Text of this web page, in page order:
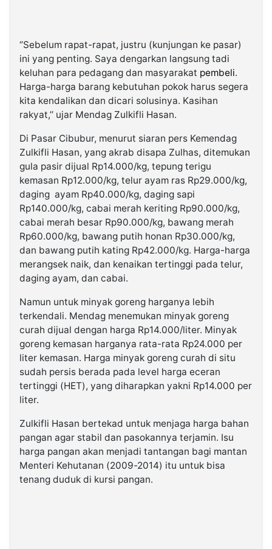
‘’Sebelum rapat-rapat, justru (kunjungan ke pasar)
ini yang penting. Saya dengarkan langsung tadi
keluhan para pedagang dan masyarakat pembeli.
Harga-harga barang kebutuhan pokok harus segera
kita kendalikan dan dicari solusinya. Kasihan
rakyat,’’ ujar Mendag Zulkifli Hasan.
Di Pasar Cibubur, menurut siaran pers Kemendag
Zulkifli Hasan, yang akrab disapa Zulhas, ditemukan
gula pasir dijual Rp14.000/kg, tepung terigu
kemasan Rp12.000/kg, telur ayam ras Rp29.000/kg,
daging ayam Rp40.000/kg, daging sapi
Rp140.000/kg, cabai merah keriting Rp90.000/kg,
cabai merah besar Rp90.000/kg, bawang merah
Rp60.000/kg, bawang putih honan Rp30.000/kg,
dan bawang putih kating Rp42.000/kg. Harga-harga
merangsek naik, dan kenaikan tertinggi pada telur,
daging ayam, dan cabai.
Namun untuk minyak goreng harganya lebih
terkendali. Mendag menemukan minyak goreng
curah dijual dengan harga Rp14.000/liter. Minyak
goreng kemasan harganya rata-rata Rp24.000 per
liter kemasan. Harga minyak goreng curah di situ
sudah persis berada pada level harga eceran
tertinggi (HET), yang diharapkan yakni Rp14.000 per
liter.
Zulkifli Hasan bertekad untuk menjaga harga bahan
pangan agar stabil dan pasokannya terjamin. Isu
harga pangan akan menjadi tantangan bagi mantan
Menteri Kehutanan (2009-2014) itu untuk bisa
tenang duduk di kursi pangan.